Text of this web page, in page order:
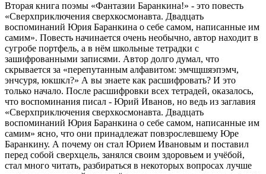
Вторая книга поэмы «Фантазии Баранкина!» - это повесть
«Сверхприключения сверхкосмонавта. Двадцать
воспоминаний Юрия Баранкина о себе самом, написанные им
самим». Повесть начинается очень необычно, автор находит в
сугробе портфель, а в нём школьные тетрадки с
зашифрованными записями. Автор долго думал, что
скрывается за «перепутанным алфавитом: эмчщшяэпэмч,
энчсуря, юкшкл?» А вы знаете как расшифровать? И это
только начало. После расшифровки всех тетрадей, оказалось,
что воспоминания писал - Юрий Иванов, но ведь из заглавия
«Сверхприключения сверхкосмонавта. Двадцать
воспоминаний Юрия Баранкина о себе самом, написанные им
самим» ясно, что они принадлежат повзрослевшему Юре
Баранкину. А почему он стал Юрием Ивановым и поставил
перед собой сверхцель, занялся своим здоровьем и учёбой,
стал много читать, разбираться в некоторых вопросах лучше